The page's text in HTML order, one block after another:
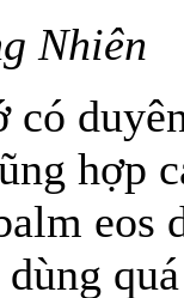
Nhiên
hợp
eos